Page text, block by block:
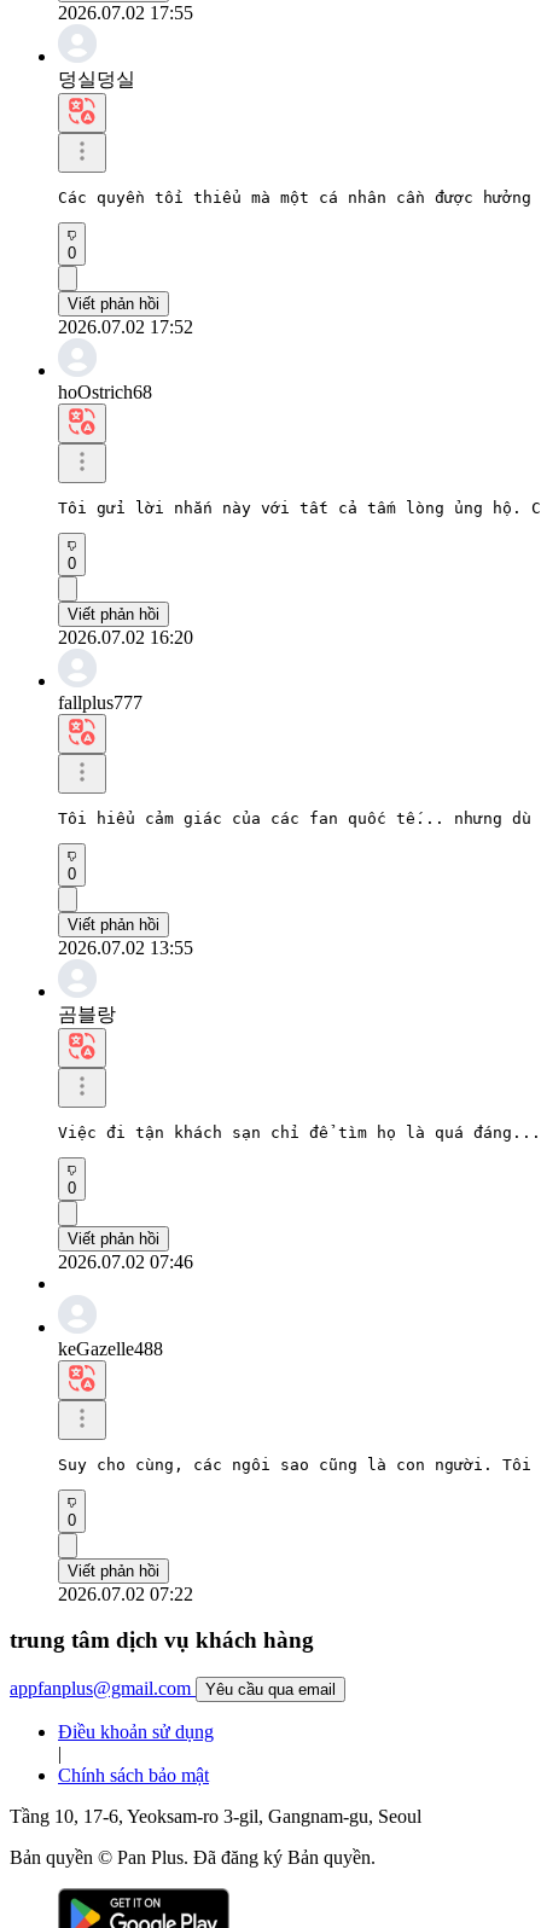
2026.07.02 17:55
덩실덩실
Các quyền tối thiểu mà một cá nhân cần được
0
Viết phản hồi
2026.07.02 17:52
hoOstrich68
Tôi gửi lời nhắn này với tất cả tấm lòng ủng hộ.
0
Viết phản hồi
2026.07.02 16:20
fallplus777
Tôi hiểu cảm giác của các fan quốc tế... nhưng
0
Viết phản hồi
2026.07.02 13:55
곰블랑
Việc đi tận khách sạn chỉ để tìm họ là quá
0
Viết phản hồi
2026.07.02 07:46
keGazelle488
Suy cho cùng, các ngôi sao cũng là con người.
0
Viết phản hồi
2026.07.02 07:22
trung tâm dịch vụ khách hàng
appfanplus@gmail.com Yêu cầu qua email
Điều khoản sử dụng
|
Chính sách bảo mật
Tầng 10, 17-6, Yeoksam-ro 3-gil, Gangnam-gu, Seoul
Bản quyền © Pan Plus. Đã đăng ký Bản quyền.